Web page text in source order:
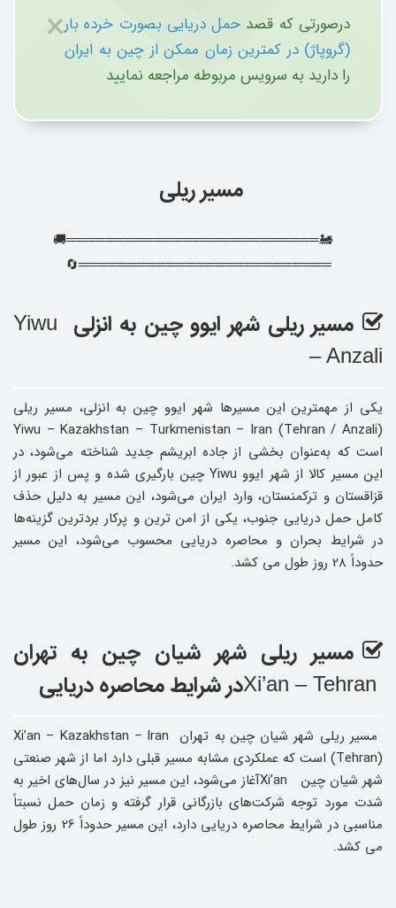
× درصورتی که قصد حمل دریایی بصورت خرده بار
(گروپاژ) در کمترین زمان ممکن از چین به ایران
را دارید به سرویس مربوطه مراجعه نمایید
مسیر ریلی
🚂══════════════════════════🚚
══════════════════════════🔄
مسیر ریلی شهر ایوو چین به انزلی
Yiwu
– Anzali
یکی از مهمترین این مسیرها شهر ایوو چین به انزلی، مسیر ریلی
Yiwu – Kazakhstan – Turkmenistan – Iran (Tehran / Anzali)
است که به‌عنوان بخشی از جاده ابریشم جدید شناخته می‌شود، در
این مسیر کالا از شهر ایوو Yiwu چین بارگیری شده و پس از عبور از
قزاقستان و ترکمنستان، وارد ایران می‌شود، این مسیر به دلیل حذف
کامل حمل دریایی جنوب، یکی از امن ‌ترین و پرکار بردترین گزینه‌ها
در شرایط بحران و محاصره دریایی محسوب می‌شود، این مسیر
حدوداً 28 روز طول می کشد.
مسیر ریلی شهر شیان چین به تهران
در شرایط محاصره دریایی
مسیر ریلی شهر شیان چین به تهران Xi’an – Kazakhstan – Iran
(Tehran) است که عملکردی مشابه مسیر قبلی دارد اما از شهر صنعتی
شهر شیان چین Xi’anآغاز می‌شود، این مسیر نیز در سال‌های اخیر به
‌شدت مورد توجه شرکت‌های بازرگانی قرار گرفته و زمان حمل نسبتاً
مناسبی در شرایط محاصره دریایی دارد، این مسیر حدوداً 26 روز طول
می کشد.